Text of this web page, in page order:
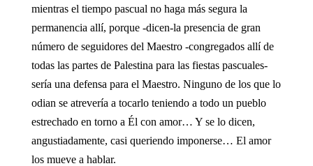
mientras el tiempo pascual no haga más segura la
permanencia allí, porque -dicen-la presencia de gran
número de seguidores del Maestro -congregados allí de
todas las partes de Palestina para las fiestas pascuales-
sería una defensa para el Maestro. Ninguno de los que lo
odian se atrevería a tocarlo teniendo a todo un pueblo
estrechado en torno a Él con amor… Y se lo dicen,
angustiadamente, casi queriendo imponerse… El amor
los mueve a hablar.